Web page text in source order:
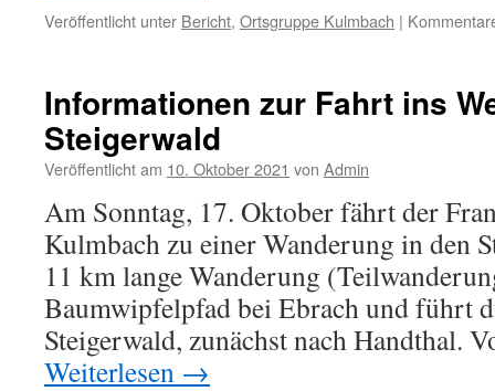
Veröffentlicht unter Bericht, Ortsgruppe Kulmbach |
Informationen zur Fahrt ins
Steigerwald
Veröffentlicht am 10. Oktober 2021 von Admin
Am Sonntag, 17. Oktober fährt der
Kulmbach zu einer Wanderung in den
11 km lange Wanderung
Baumwipfelpfad bei Ebrach und führt
Steigerwald, zunächst nach Handthal.
Weiterlesen →